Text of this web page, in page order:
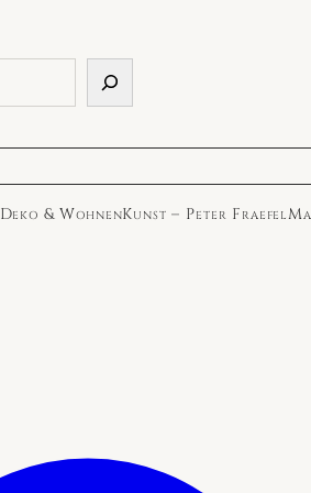
Deko & WohnenKunst – Peter Fraefel